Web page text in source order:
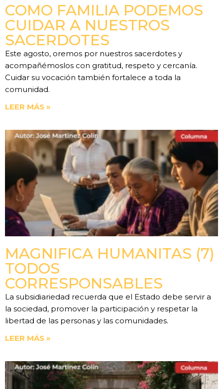
COMO FAMILIA PODEMOS
CUIDAR A NUESTROS
SACERDOTES
Este agosto, oremos por nuestros sacerdotes y
acompañémoslos con gratitud, respeto y cercanía.
Cuidar su vocación también fortalece a toda la
comunidad.
LEER MÁS »
MAGNIFICA HUMANITAS (7)
TODOS
CORRESPONSABLES
La subsidiariedad recuerda que el Estado debe servir a
la sociedad, promover la participación y respetar la
libertad de las personas y las comunidades.
LEER MÁS »